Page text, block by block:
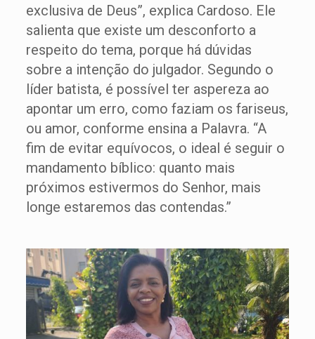
exclusiva de Deus”, explica Cardoso. Ele
salienta que existe um desconforto a
respeito do tema, porque há dúvidas
sobre a intenção do julgador. Segundo o
líder batista, é possível ter aspereza ao
apontar um erro, como faziam os fariseus,
ou amor, conforme ensina a Palavra. “A
fim de evitar equívocos, o ideal é seguir o
mandamento bíblico: quanto mais
próximos estivermos do Senhor, mais
longe estaremos das contendas.”